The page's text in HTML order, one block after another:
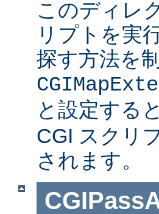
このディレ
リプトを実
探す方法を
と設定すると
CGI スクリ
されます。